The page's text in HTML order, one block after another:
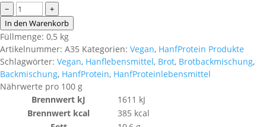
HanfProtein
Backmischung
Mischbrot
BIO
Menge
−
+
In den Warenkorb
Füllmenge: 0,5 kg
Artikelnummer: A35 Kategorien: Vegan, HanfProtein Produkte
Schlagwörter: Vegan, Hanflebensmittel, Brot, Brotbackmischung,
Backmischung, HanfProtein, HanfProteinlebensmittel
Nährwerte pro 100 g
Brennwert kJ
1611 kJ
Brennwert kcal
385 kcal